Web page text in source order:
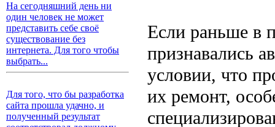
На сегодняшний день ни
один человек не может
представить себе своё
существование без
интернета. Для того чтобы
выбрать...
Для того, что бы разработка
сайта прошла удачно, и
полученный результат
Если раньше в
признавались
условии, что
их ремонт,